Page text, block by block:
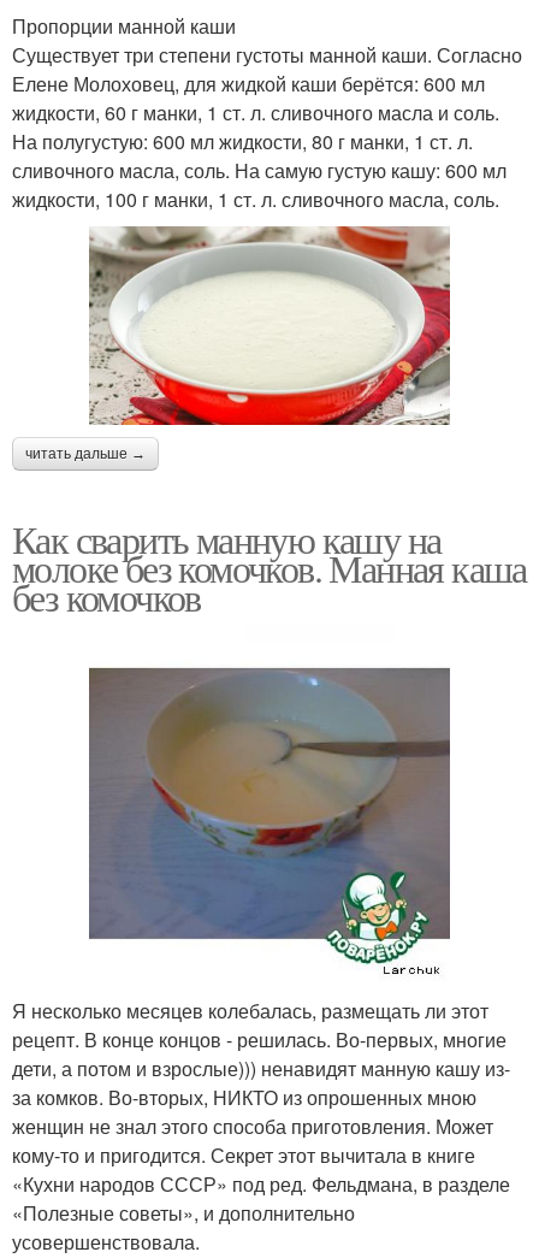
Пропорции манной каши
Существует три степени густоты манной каши. Согласно
Елене Молоховец, для жидкой каши берётся: 600 мл
жидкости, 60 г манки, 1 ст. л. сливочного масла и соль.
На полугустую: 600 мл жидкости, 80 г манки, 1 ст. л.
сливочного масла, соль. На самую густую кашу: 600 мл
жидкости, 100 г манки, 1 ст. л. сливочного масла, соль.
читать дальше →
Как сварить манную кашу на
молоке без комочков. Манная каша
без комочков
Я несколько месяцев колебалась, размещать ли этот
рецепт. В конце концов - решилась. Во-первых, многие
дети, а потом и взрослые))) ненавидят манную кашу из-
за комков. Во-вторых, НИКТО из опрошенных мною
женщин не знал этого способа приготовления. Может
кому-то и пригодится. Секрет этот вычитала в книге
«Кухни народов СССР» под ред. Фельдмана, в разделе
«Полезные советы», и дополнительно
усовершенствовала.